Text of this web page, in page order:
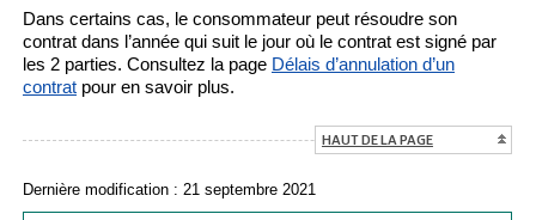
Dans certains cas, le consommateur peut résoudre son
contrat dans l’année qui suit le jour où le contrat est signé par
les 2 parties. Consultez la page Délais d’annulation d’un
contrat pour en savoir plus.
HAUT DE LA PAGE
Dernière modification : 21 septembre 2021